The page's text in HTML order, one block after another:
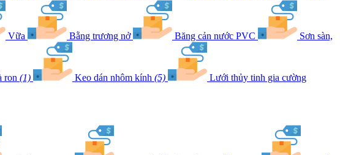
Vữa Bằng trương nở Băng cản nước PVC Sơn sàn,
ron (1) Keo dán nhôm kính (5) Lưới thủy tinh gia cường